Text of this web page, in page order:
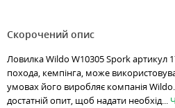
Скорочений опис
Ловилка Wildo W10305 Spork артикул
похода, кемпінга, може
умовах його виробляє компанія
достатній опит, щоб надати необхід...